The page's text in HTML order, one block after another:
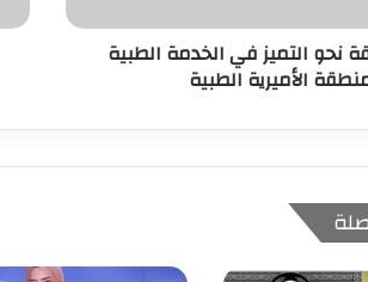
نحو التميز في الخدمة الطبية
الأميرية الطبية